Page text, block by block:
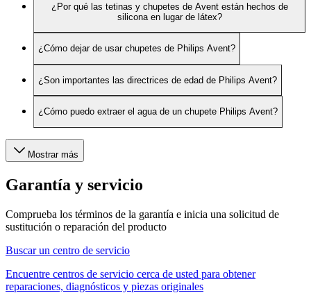
¿Por qué las tetinas y chupetes de Avent están hechos de
silicona en lugar de látex?
¿Cómo dejar de usar chupetes de Philips Avent?
¿Son importantes las directrices de edad de Philips Avent?
¿Cómo puedo extraer el agua de un chupete Philips Avent?
Mostrar más
Garantía y servicio
Comprueba los términos de la garantía e inicia una solicitud de
sustitución o reparación del producto
Buscar un centro de servicio
Encuentre centros de servicio cerca de usted para obtener
reparaciones, diagnósticos y piezas originales